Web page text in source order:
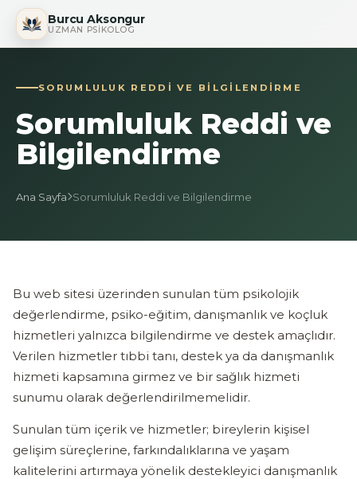
Burcu Aksongur
UZMAN PSIKOLOG
SORUMLULUK REDDI VE BILGILENDIRME
Sorumluluk Reddi ve
Bilgilendirme
Ana Sayfa Sorumluluk Reddi ve Bilgilendirme
Bu web sitesi üzerinden sunulan tüm psikolojik
değerlendirme, psiko-eğitim, danışmanlık ve koçluk
hizmetleri yalnızca bilgilendirme ve destek amaçlıdır.
Verilen hizmetler tıbbi tanı, destek ya da danışmanlık
hizmeti kapsamına girmez ve bir sağlık hizmeti
sunumu olarak değerlendirilmemelidir.
Sunulan tüm içerik ve hizmetler; bireylerin kişisel
gelişim süreçlerine, farkındalıklarına ve yaşam
kalitelerini artırmaya yönelik destekleyici danışmanlık